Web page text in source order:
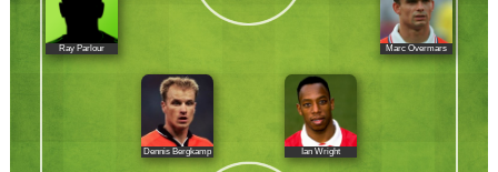
Ray Parlour Marc Overmars
Dennis Bergkamp Ian Wright